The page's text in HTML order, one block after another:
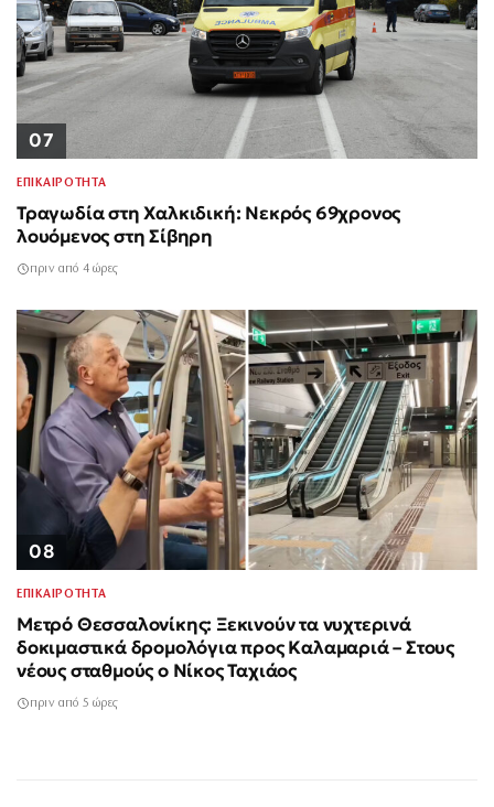
07
ΕΠΙΚΑΙΡΟΤΗΤΑ
Τραγωδία στη Χαλκιδική: Νεκρός 69χρονος
λουόμενος στη Σίβηρη
πριν από 4 ώρες
08
ΕΠΙΚΑΙΡΟΤΗΤΑ
Μετρό Θεσσαλονίκης: Ξεκινούν τα νυχτερινά
δοκιμαστικά δρομολόγια προς Καλαμαριά – Στους
νέους σταθμούς ο Νίκος Ταχιάος
πριν από 5 ώρες